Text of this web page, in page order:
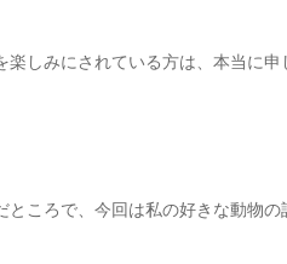
しみにされている方は、本当に申
ころで、今回は私の好きな動物の